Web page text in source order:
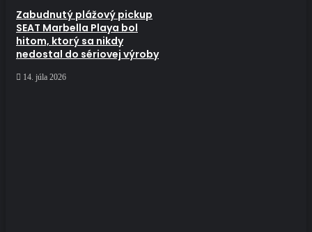
Zabudnutý plážový pickup
SEAT Marbella Playa bol
hitom, ktorý sa nikdy
nedostal do sériovej výroby
14. júla 2026